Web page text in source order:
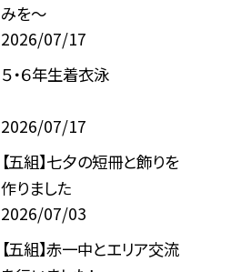
みを〜
2026/07/17
５・６年生着衣泳
2026/07/17
【五組】七夕の短冊と飾りを
作りました
2026/07/03
【五組】赤一中とエリア交流